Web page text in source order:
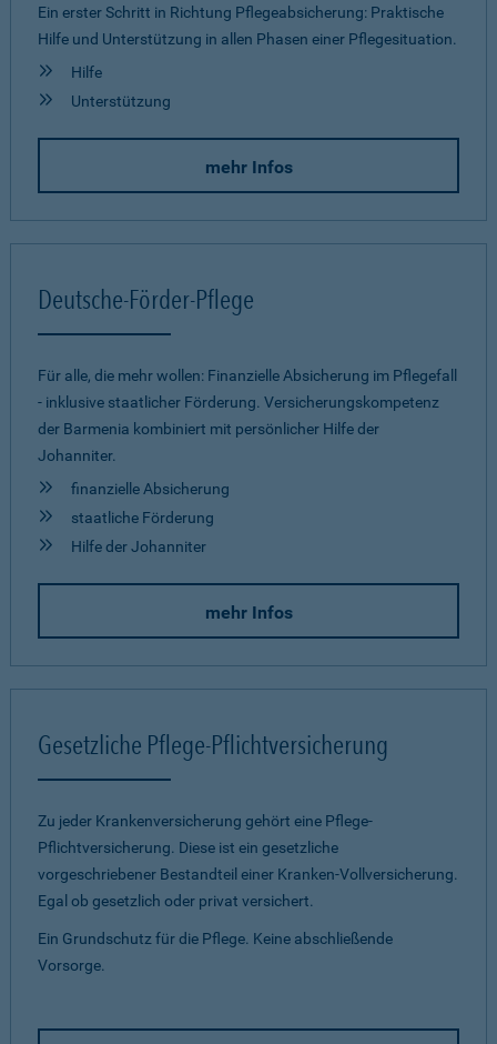
Ein erster Schritt in Richtung Pflegeab­sicherung: Praktische
Hilfe und Unterstützung in allen Phasen einer Pflegesituation.
Hilfe
Unterstützung
mehr Infos
Deutsche-Förder-Pflege
Für alle, die mehr wollen: Finanzielle Absicherung im Pflegefall
- inklusive staatlicher Förderung. Versicherungskompetenz
der Barmenia kombiniert mit persönlicher Hilfe der
Johanniter.
finanzielle Absicherung
staatliche Förderung
Hilfe der Johanniter
mehr Infos
Gesetzliche Pflege-Pflichtversicherung
Zu jeder Krankenversicherung gehört eine Pflege-
Pflichtversicherung. Diese ist ein gesetzliche
vorgeschriebener Bestandteil einer Kranken-Vollversicherung.
Egal ob gesetzlich oder privat versichert.
Ein Grundschutz für die Pflege. Keine abschließende
Vorsorge.